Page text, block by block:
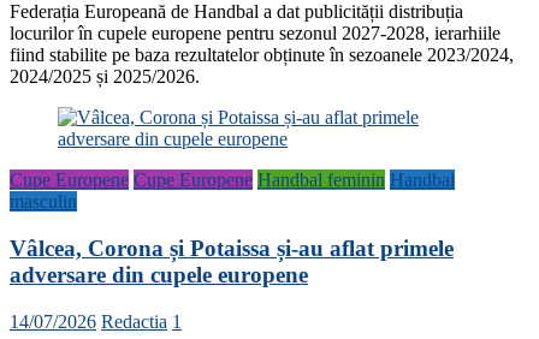
Federația Europeană de Handbal a dat publicității distribuția
locurilor în cupele europene pentru sezonul 2027-2028, ierarhiile
fiind stabilite pe baza rezultatelor obținute în sezoanele 2023/2024,
2024/2025 și 2025/2026.
Cupe Europene Cupe Europene Handbal feminin Handbal
masculin
Vâlcea, Corona și Potaissa și-au aflat primele
adversare din cupele europene
14/07/2026 Redactia 1